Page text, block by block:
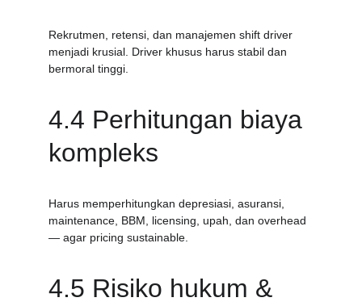
Rekrutmen, retensi, dan manajemen shift driver
menjadi krusial. Driver khusus harus stabil dan
bermoral tinggi.
4.4 Perhitungan biaya
kompleks
Harus memperhitungkan depresiasi, asuransi,
maintenance, BBM, licensing, upah, dan overhead
— agar pricing sustainable.
4.5 Risiko hukum &